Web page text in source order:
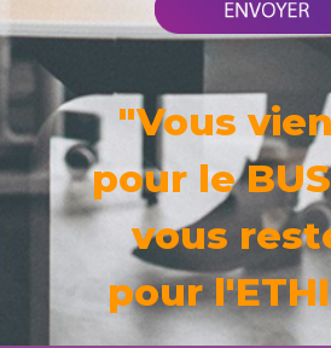
"Vous
pour le
vous
pour